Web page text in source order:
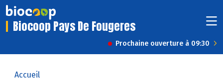
Biocoop Pays De Fougeres
Prochaine ouverture à 09:30
Accueil